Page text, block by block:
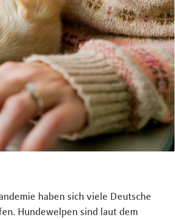
haben sich viele Deutsche
Hundewelpen sind laut dem